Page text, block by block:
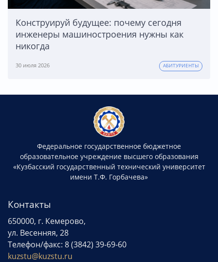
Конструируй будущее: почему сегодня
инженеры машиностроения нужны как
никогда
30 июля 2026 АБИТУРИЕНТЫ
Федеральное государственное бюджетное
образовательное учреждение высшего образования
«Кузбасский государственный технический университет
имени Т.Ф. Горбачева»
Контакты
650000, г. Кемерово,
ул. Весенняя, 28
Телефон/факс: 8 (3842) 39-69-60
kuzstu@kuzstu.ru